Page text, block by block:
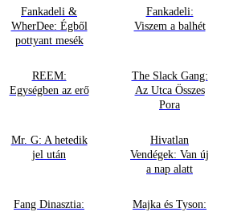
Fankadeli &
WherDee: Égből
pottyant mesék
Fankadeli:
Viszem a balhét
REEM:
Egységben az erő
The Slack Gang:
Az Utca Összes
Pora
Mr. G: A hetedik
jel után
Hivatlan
Vendégek: Van új
a nap alatt
Fang Dinasztia:
Majka és Tyson: